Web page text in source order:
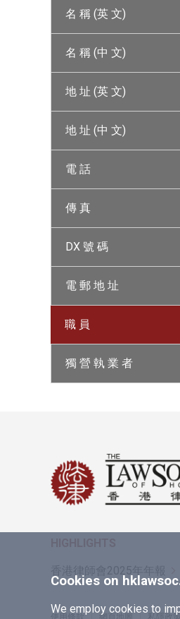
名 稱 (英 文)
名 稱 (中 文)
地 址 (英 文)
地 址 (中 文)
電 話
傳 真
DX 號 碼
電 郵 地 址
職 員
獨 營 執 業 者
Cookies on
We employ cookies to
香港律師會2025年年報
網頁地圖 私隱政策